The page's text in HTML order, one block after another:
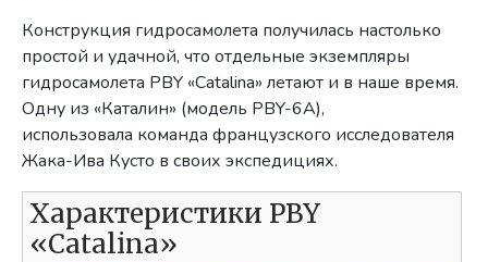
Конструкция гидросамолета получилась настолько
простой и удачной, что отдельные экземпляры
гидросамолета PBY «Catalina» летают и в наше время.
Одну из «Каталин» (модель PBY-6A),
использовала команда французского исследователя
Жака-Ива Кусто в своих экспедициях.
Характеристики PBY
«Catalina»